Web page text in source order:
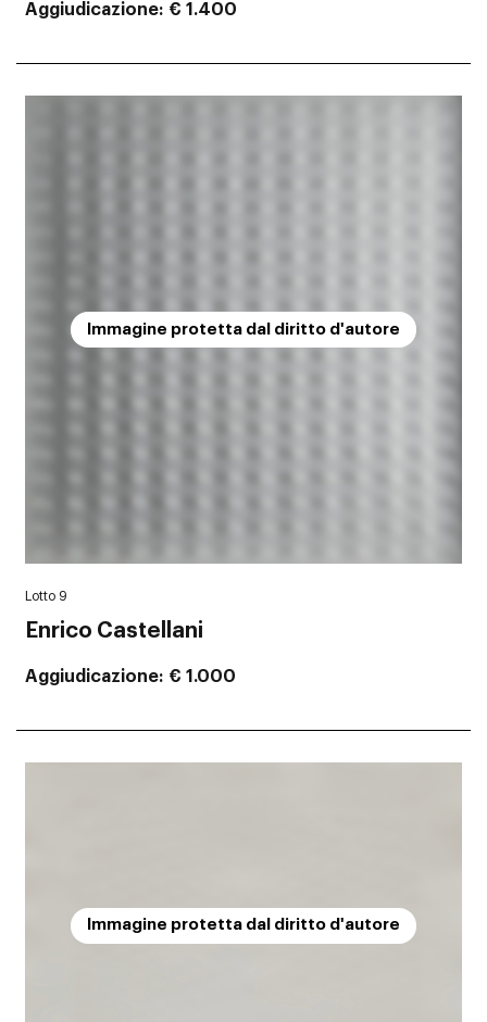
Aggiudicazione € 1.400
Immagine protetta dal diritto d'autore
Lotto 9
Enrico Castellani
Aggiudicazione € 1.000
Immagine protetta dal diritto d'autore